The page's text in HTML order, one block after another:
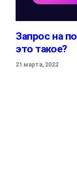
Запрос на
это такое?
21 марта, 2022